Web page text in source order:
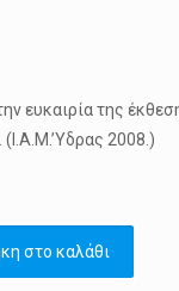
ευκαιρία της
(Ι.Α.Μ.’Υδρας 2008.)
στο καλάθι